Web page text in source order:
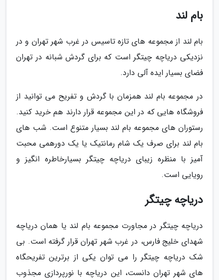
بام لند
بام لند از مجموعه های تازه تاسیس در غرب شهر تهران و در
نزدیکی دریاچه چیتگر است که برای گردش شبانه در تهران
فضای بسیار ایده آلی دارد.
در مجموعه بام لند همزمان با گردش و تفریح می توانید از
فروشگاه هایی که در این مجموعه قرار دارند هم خرید کنید.
رستوران های مجموعه بام لند بسیار متنوع است. شب های
بام لند برای صرف یک شام رمانتیک یا یک دورهمی محبت
آمیز با منظره زیبای دریاچه چیتگر بسیارخاطره انگیز و
رویایی است.
دریاچه چیتگر
دریاچه چیتگر در مجاورت مجموعه بام لند یا همان دریاچه
شهدای خلیج فارس، در غرب شهر تهران قرار گرفته است. بی
شک دریاچه چیتگر را می توان یکی از برترین تفریحگاه
های شهر تهران دانست، این دریاچه با نورپردازی مجذوب